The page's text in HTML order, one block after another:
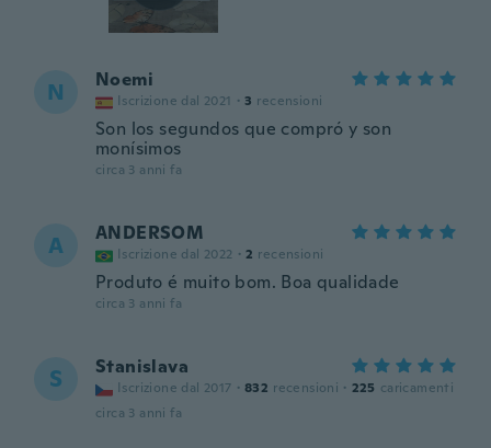
N Noemi
Iscrizione dal 2021 · 3 recensioni
Son los segundos que compró y son
monísimos
circa 3 anni fa
A ANDERSOM
Iscrizione dal 2022 · 2 recensioni
Produto é muito bom. Boa qualidade
circa 3 anni fa
S Stanislava
Iscrizione dal 2017 · 832 recensioni · 225 caricamenti
circa 3 anni fa